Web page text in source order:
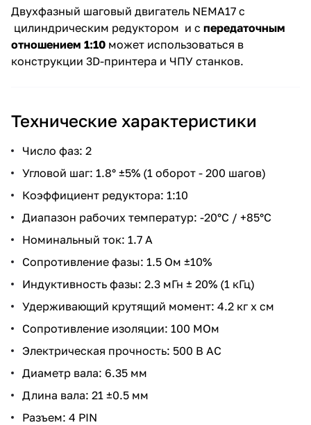
Двухфазный шаговый двигатель NEMA17 с
цилиндрическим редуктором и с передаточным
отношением 1:10 может использоваться в
конструкции 3D-принтера и ЧПУ станков.
Технические характеристики
Число фаз: 2
Угловой шаг: 1.8° ±5% (1 оборот - 200 шагов)
Коэффициент редуктора: 1:10
Диапазон рабочих температур: -20°С / +85°С
Номинальный ток: 1.7 А
Сопротивление фазы: 1.5 Ом ±10%
Индуктивность фазы: 2.3 мГн ± 20% (1 кГц)
Удерживающий крутящий момент: 4.2 кг x см
Сопротивление изоляции: 100 МОм
Электрическая прочность: 500 В AC
Диаметр вала: 6.35 мм
Длина вала: 21 ±0.5 мм
Разъем: 4 PIN